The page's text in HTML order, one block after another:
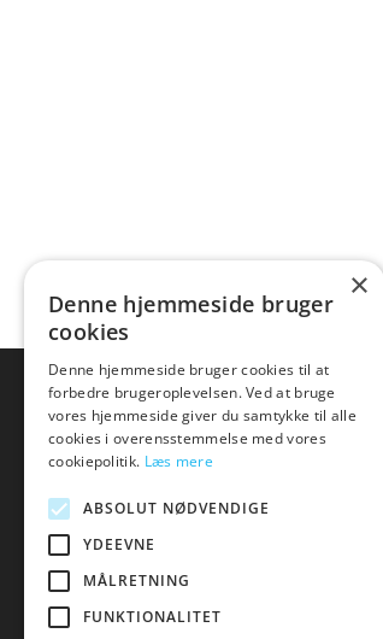
×
Denne hjemmeside bruger
cookies
Denne hjemmeside bruger cookies til at
forbedre brugeroplevelsen. Ved at bruge
vores hjemmeside giver du samtykke til alle
cookies i overensstemmelse med vores
cookiepolitik. Læs mere
ABSOLUT NØDVENDIGE
YDEEVNE
MÅLRETNING
FUNKTIONALITET